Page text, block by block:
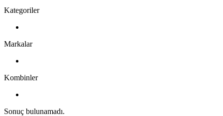
Kategoriler
Markalar
Kombinler
Sonuç bulunamadı.